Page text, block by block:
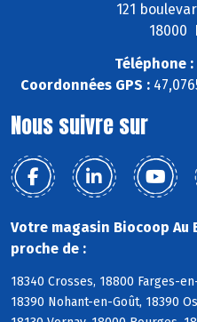
121
18000
Téléphone :
Coordonnées GPS :
Nous suivre sur
Votre magasin Biocoop Au
proche de :
18340 Crosses, 18800 Farges-
18390 Nohant-en-Goût, 18390